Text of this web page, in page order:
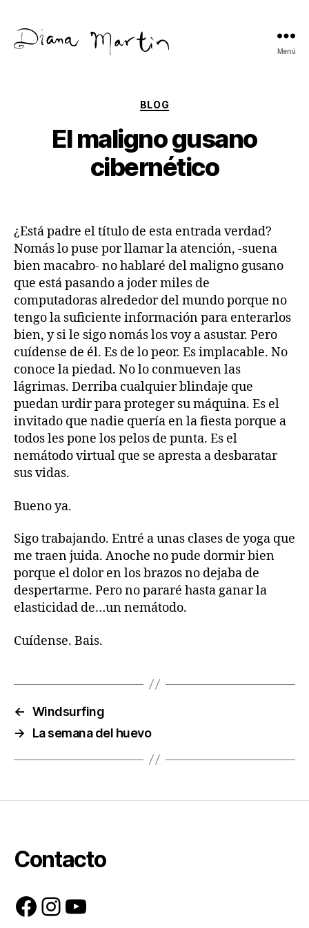
Menú
Categorías
BLOG
El maligno gusano
cibernético
¿Está padre el título de esta entrada verdad?
Nomás lo puse por llamar la atención, -suena
bien macabro- no hablaré del maligno gusano
que está pasando a joder miles de
computadoras alrededor del mundo porque no
tengo la suficiente información para enterarlos
bien, y si le sigo nomás los voy a asustar. Pero
cuídense de él. Es de lo peor. Es implacable. No
conoce la piedad. No lo conmueven las
lágrimas. Derriba cualquier blindaje que
puedan urdir para proteger su máquina. Es el
invitado que nadie quería en la fiesta porque a
todos les pone los pelos de punta. Es el
nemátodo virtual que se apresta a desbaratar
sus vidas.
Bueno ya.
Sigo trabajando. Entré a unas clases de yoga que
me traen juida. Anoche no pude dormir bien
porque el dolor en los brazos no dejaba de
despertarme. Pero no pararé hasta ganar la
elasticidad de…un nemátodo.
Cuídense. Bais.
← Windsurfing
→
La semana del huevo
Contacto
Facebook
Instagram
YouTube